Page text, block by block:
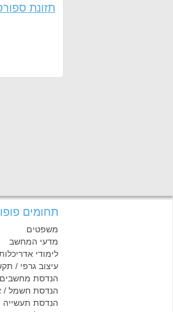
תזונת
תחומים
משפטים
מדעי המחשב
לימודי
עיצוב גרפי /
הנדסת מחשבים
הנדסת חשמל /
הנדסת תעשייה